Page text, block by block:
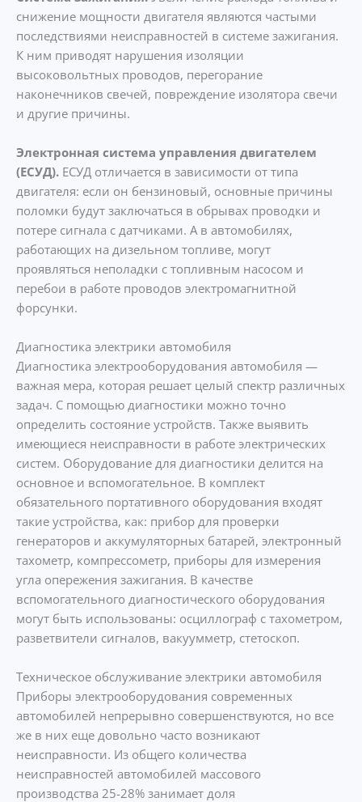
снижение мощности двигателя являются частыми
последствиями неисправностей в системе зажигания.
К ним приводят нарушения изоляции
высоковольтных проводов, перегорание
наконечников свечей, повреждение изолятора свечи
и другие причины.
Электронная система управления двигателем
(ЕСУД). ЕСУД отличается в зависимости от типа
двигателя: если он бензиновый, основные причины
поломки будут заключаться в обрывах проводки и
потере сигнала с датчиками. А в автомобилях,
работающих на дизельном топливе, могут
проявляться неполадки с топливным насосом и
перебои в работе проводов электромагнитной
форсунки.
Диагностика электрики автомобиля
Диагностика электрооборудования автомобиля —
важная мера, которая решает целый спектр различных
задач. С помощью диагностики можно точно
определить состояние устройств. Также выявить
имеющиеся неисправности в работе электрических
систем. Оборудование для диагностики делится на
основное и вспомогательное. В комплект
обязательного портативного оборудования входят
такие устройства, как: прибор для проверки
генераторов и аккумуляторных батарей, электронный
тахометр, компрессометр, приборы для измерения
угла опережения зажигания. В качестве
вспомогательного диагностического оборудования
могут быть использованы: осциллограф с тахометром,
разветвители сигналов, вакуумметр, стетоскоп.
Техническое обслуживание электрики автомобиля
Приборы электрооборудования современных
автомобилей непрерывно совершенствуются, но все
же в них еще довольно часто возникают
неисправности. Из общего количества
неисправностей автомобилей массового
производства 25-28% занимает доля